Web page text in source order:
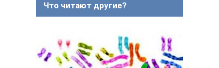
Что читают другие?